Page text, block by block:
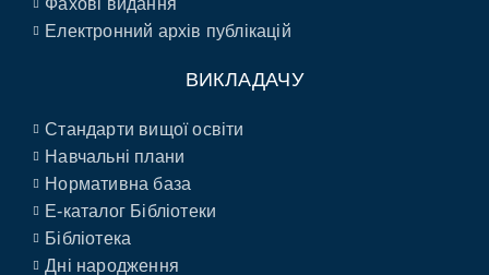
Фахові видання
Електронний архів публікацій
ВИКЛАДАЧУ
Стандарти вищої освіти
Навчальні плани
Нормативна база
E-каталог Бібліотеки
Бібліотека
Дні народження